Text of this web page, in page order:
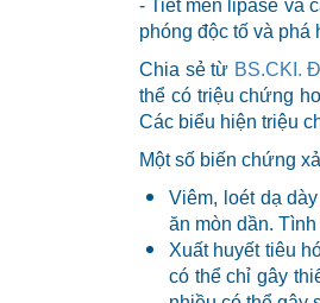
- Tiết men lipase và
phóng độc tố và phá
Chia sẻ từ BS.CKI.
thể có triệu chứng
Các biểu hiện triệu
Một số biến chứng
Viêm, loét dạ
ăn mòn dần.
Xuất huyết tiêu
có thể chỉ gây